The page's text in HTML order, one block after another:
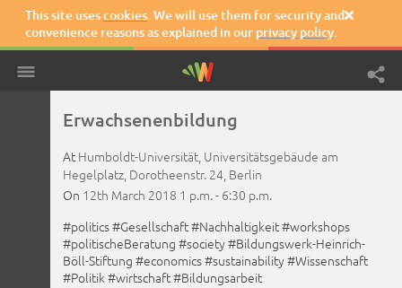
This site usescookies. We will use them for security and
convenience reasons as explained in our privacy policy.

Erwachsenenbildung
At Humboldt-Universität, Universitätsgebäude am
Hegelplatz, Dorotheenstr. 24, Berlin
On 12th March 2018 1 p.m. - 6:30 p.m.
#politics#Gesellschaft#Nachhaltigkeit#workshops
#politischeBeratung #society#Bildungswerk-Heinrich-
Böll-Stiftung #economics#sustainability#Wissenschaft
#Politik#wirtschaft#Bildungsarbeit